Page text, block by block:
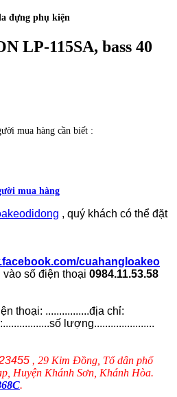
đựng phụ kiện
LP-115SA, bass 40
mua hàng cần biết :
mua hàng
, quý khách có thể đặt
cuahangloakeo
số điện thoại 0984.11.53.58
thoại: ................địa chỉ:
lượng......................
, 29 Kim Đồng, Tổ dân phố
Huyện Khánh Sơn, Khánh Hòa.
.